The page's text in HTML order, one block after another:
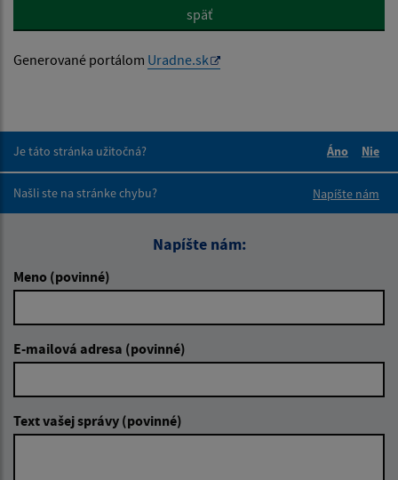
späť
Generované portálom Uradne.sk
Je táto stránka užitočná?
Áno
Nie
Našli ste na stránke chybu?
Napíšte nám
Napíšte nám:
Meno (povinné)
E-mailová adresa (povinné)
Text vašej správy (povinné)